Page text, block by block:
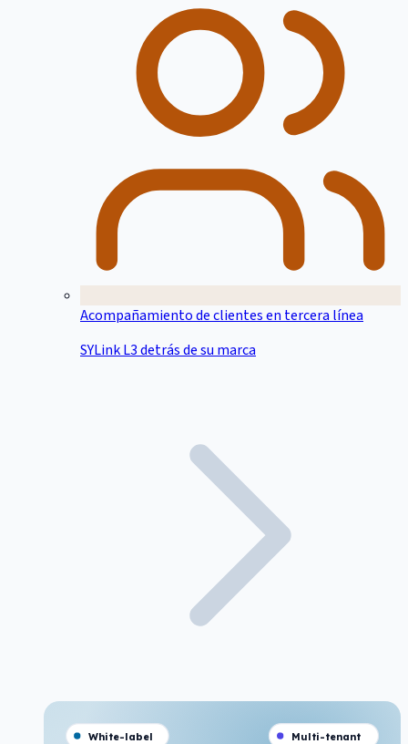
Acompañamiento de clientes en tercera línea
SYLink L3 detrás de su marca
White-label Multi-tenant